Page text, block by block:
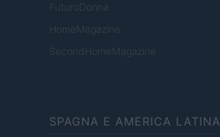
FuturoDonna
HomeMagazine
SecondHomeMagazine
SPAGNA E AMERICA LATINA